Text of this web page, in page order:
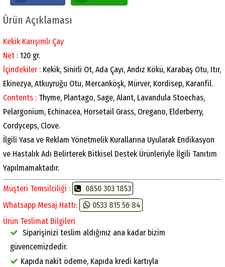
Ürün Açıklaması
Kekik Karışımlı Çay
Net : 120 gr.
İçindekiler : Kekik, Sinirli Ot, Ada Çayı, Andız Kökü, Karabaş Otu, Itır,
Ekinezya, Atkuyruğu Otu, Mercanköşk, Mürver, Kordisep, Karanfil.
Contents : Thyme, Plantago, Sage, Alant, Lavandula Stoechas,
Pelargonium, Echinacea, Horsetail Grass, Oregano, Elderberry,
Cordyceps, Clove.
İlgili Yasa ve Reklam Yönetmelik Kurallarına Uyularak Endikasyon
ve Hastalık Adı Belirterek Bitkisel Destek Ürünleriyle İlgili Tanıtım
Yapılmamaktadır.
Müşteri Temsilciliği :
0850 303 1853
Whatsapp Mesaj Hattı:
0533 815 56 84
Ürün Teslimat Bilgileri
Siparişinizi teslim aldığınız ana kadar bizim
güvencemizdedir.
Kapıda nakit ödeme, Kapıda kredi kartıyla